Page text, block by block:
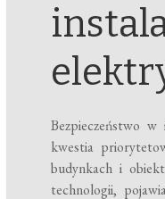
Bezpieczeństwo
kwestia
budynkach i
technologii,